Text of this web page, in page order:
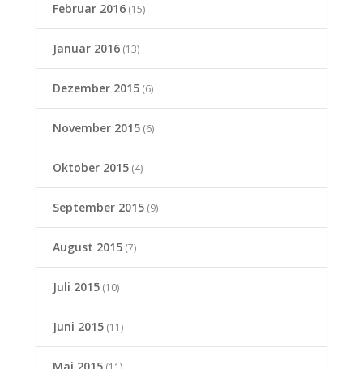
Februar 2016(15)
Januar 2016(13)
Dezember 2015(6)
November 2015(6)
Oktober 2015(4)
September 2015(9)
August 2015(7)
Juli 2015(10)
Juni 2015(11)